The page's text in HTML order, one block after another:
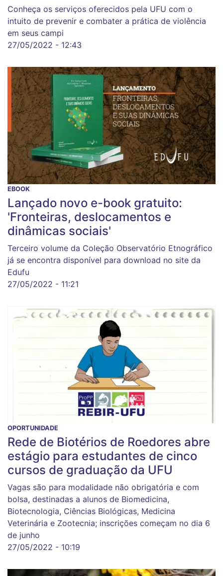
Conheça os serviços oferecidos pela UFU com o
intuito de prevenir e combater a prática de violência
em seus campi
27/05/2022 - 12:43
EBOOK
Lançado novo e-book gratuito:
'Fronteiras, deslocamentos e
dinâmicas sociais'
Terceiro volume da Coleção Observatório Etnográfico
já se encontra disponível para download no site da
Edufu
27/05/2022 - 11:21
OPORTUNIDADE
Rede de Biotérios de Roedores abre
estágio para estudantes de cinco
cursos de graduação da UFU
Vagas são para modalidade não obrigatória e com
bolsa, destinadas a alunos de Biomedicina,
Biotecnologia, Ciências Biológicas, Medicina
Veterinária e Zootecnia; inscrições começam no dia 6
de junho
27/05/2022 - 10:19